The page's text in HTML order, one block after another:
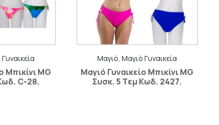
Μπικίνι MG
C-28.
Μαγιό, Μαγιό Γυναικεία
Μαγιό Γυναικείο Μπικίνι MG
Συσκ. 5 Tεμ Κωδ. 2427.